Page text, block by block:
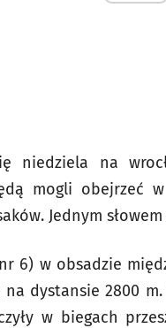
niedziela na
mogli obejrzeć
Jednym
6) w obsadzie
dystansie 2800
w biegach